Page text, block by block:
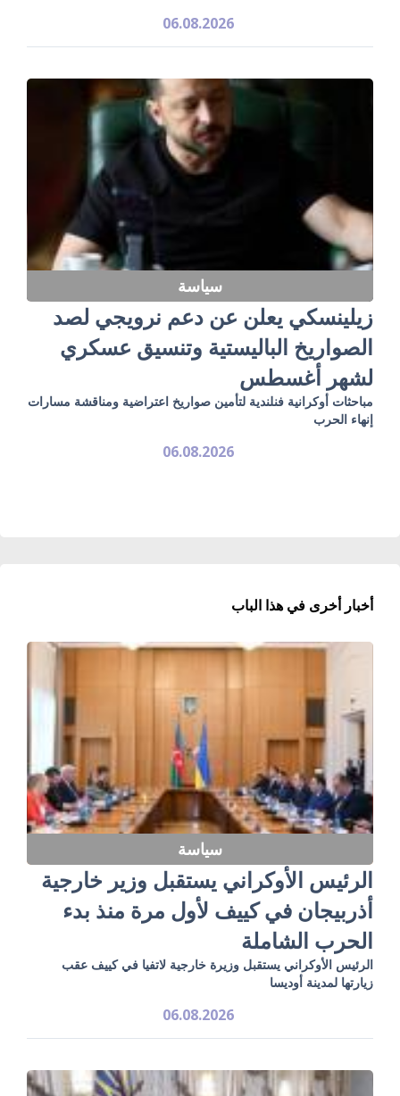
06.08.2026
سياسة
زيلينسكي يعلن عن دعم نرويجي لصد
الصواريخ الباليستية وتنسيق عسكري
لشهر أغسطس
مباحثات أوكرانية فنلندية لتأمين صواريخ اعتراضية ومناقشة مسارات
إنهاء الحرب
06.08.2026
أخبار أخرى في هذا الباب
سياسة
الرئيس الأوكراني يستقبل وزير خارجية
أذربيجان في كييف لأول مرة منذ بدء
الحرب الشاملة
الرئيس الأوكراني يستقبل وزيرة خارجية لاتفيا في كييف عقب
زيارتها لمدينة أوديسا
06.08.2026